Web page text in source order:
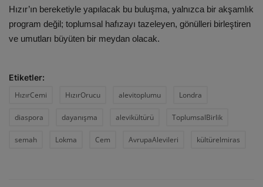
Hızır’ın bereketiyle yapılacak bu buluşma, yalnızca bir akşamlık
program değil; toplumsal hafızayı tazeleyen, gönülleri birleştiren
ve umutları büyüten bir meydan olacak.
Etiketler:
HızırCemi
HızırOrucu alevitoplumu Londra
diaspora dayanışma alevikültürü ToplumsalBirlik
semah Lokma Cem AvrupaAlevileri kültürelmiras